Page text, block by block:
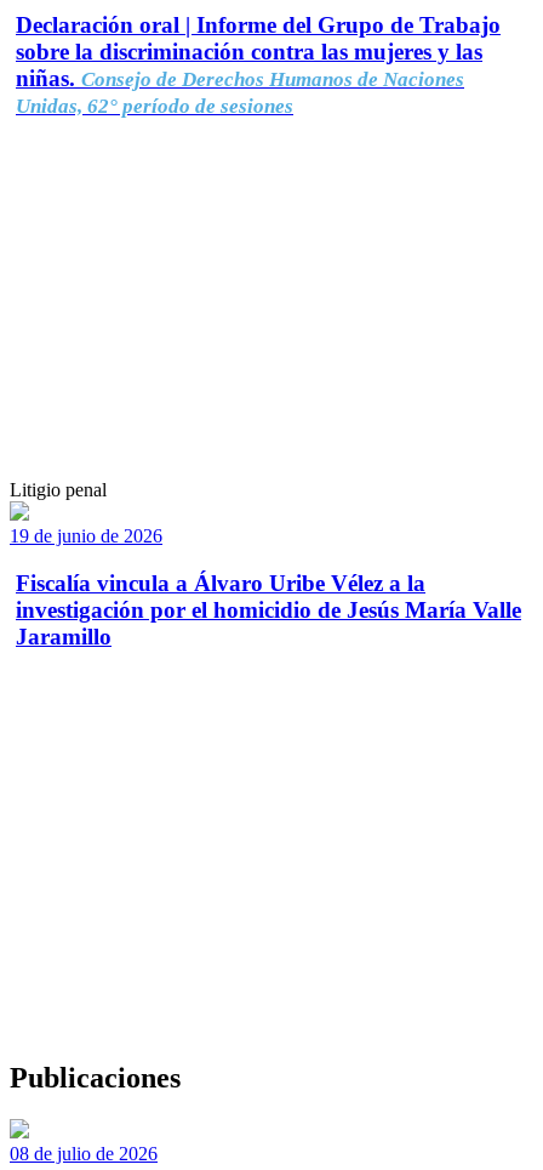
Declaración oral | Informe del Grupo de Trabajo
sobre la discriminación contra las mujeres y las
niñas. Consejo de Derechos Humanos de Naciones
Unidas, 62° período de sesiones
Litigio penal
19 de junio de 2026
Fiscalía vincula a Álvaro Uribe Vélez a la
investigación por el homicidio de Jesús María Valle
Jaramillo
Publicaciones
08 de julio de 2026